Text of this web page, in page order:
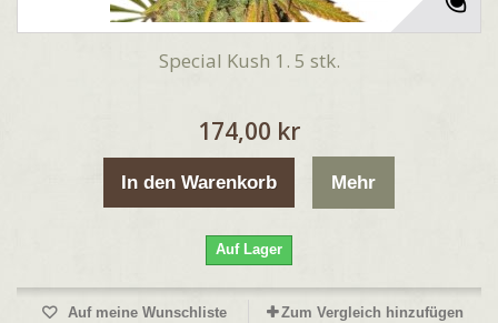
Special Kush 1. 5 stk.
174,00 kr
In den Warenkorb Mehr
Auf Lager
Auf meine Wunschliste Zum Vergleich hinzufügen